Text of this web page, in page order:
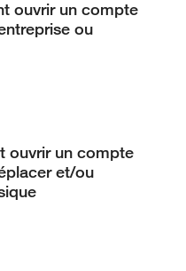
ouvrir un compte
ou
ouvrir un compte
et/ou